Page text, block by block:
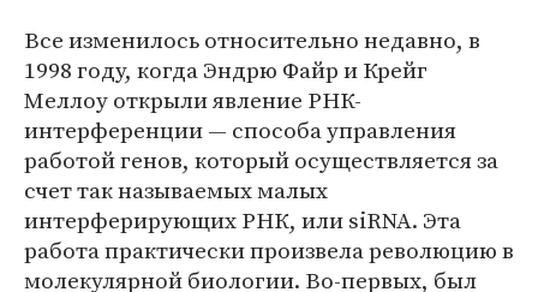
Все изменилось относительно недавно, в
1998 году, когда Эндрю Файр и Крейг
Меллоу открыли явление РНК-
интерференции — способа управления
работой генов, который осуществляется за
счет так называемых малых
интерферирующих РНК, или siRNA. Эта
работа практически произвела революцию в
молекулярной биологии. Во-первых, был